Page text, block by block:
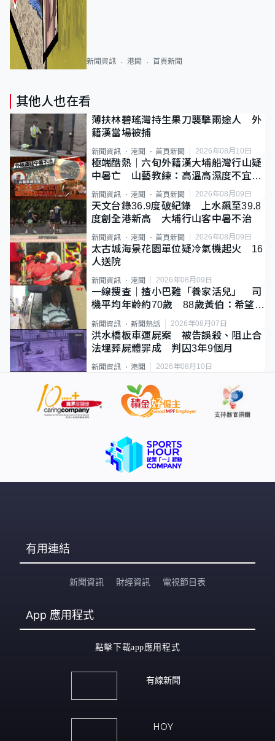
新聞資訊 港聞 首頁新聞
其他人也在看
薄扶林碧瑤灣持生果刀襲擊兩途人 外
籍漢當場被捕
新聞資訊 港聞 首頁新聞 2026年08月10日
極端酷熱｜六旬外籍漢大埔船灣行山疑
中暑亡 山藝教練：高溫高濕度不宜遠
足
新聞資訊 港聞 首頁新聞 2026年08月09日
天文台錄36.9度破紀錄 上水飆至39.8
度創全港新高 大埔行山客中暑不治
新聞資訊 港聞 首頁新聞 2026年08月09日
太古城海景花園單位疑冷氣機起火 16
人送院
新聞資訊 港聞 2026年08月09日
一線搜查｜揸小巴難「養家活兒」 司
機平均年齡約70歲 88歲黃伯：希望一
直揸落去
新聞資訊 新聞熱話 2026年08月07日
洪水橋板車運屍案 被告誤殺、阻止合
法埋葬屍體罪成 判囚3年9個月
新聞資訊 港聞 2026年08月10日
有用連結
新聞資訊 財經資訊 電視節目表
App 應用程式
點擊下載app應用程式
有線新聞
HOY